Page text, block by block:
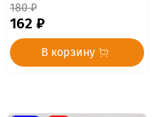
180 ₽
162 ₽
В корзину